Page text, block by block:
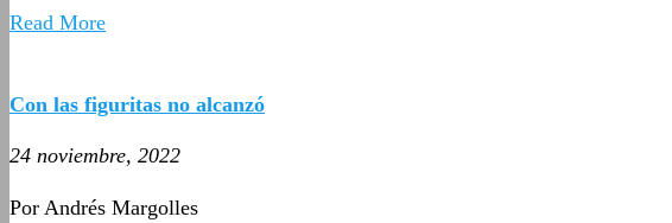
Read More
Con las figuritas no alcanzó
24 noviembre, 2022
Por Andrés Margolles